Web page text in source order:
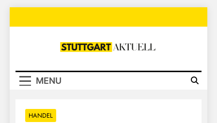
Stuttgart
MENU
HANDEL